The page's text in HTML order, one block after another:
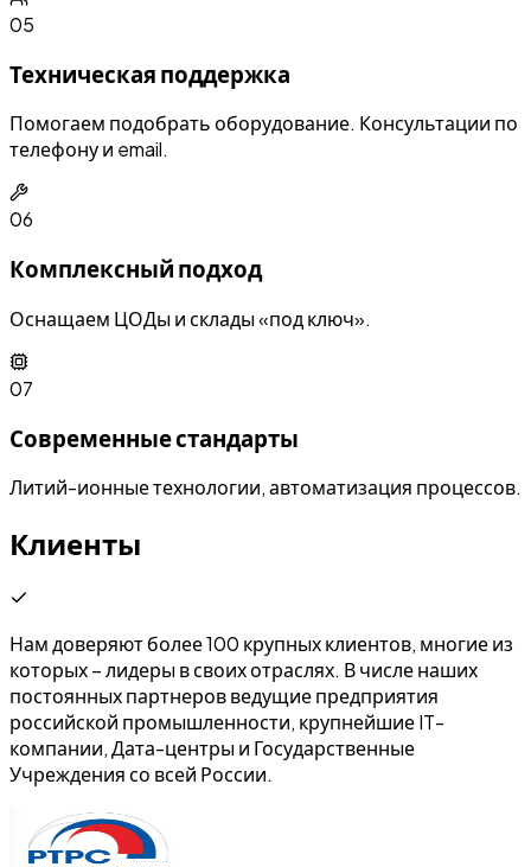
05
Техническая поддержка
Помогаем подобрать оборудование. Консультации по
телефону и email.
06
Комплексный подход
Оснащаем ЦОДы и склады «под ключ».
07
Современные стандарты
Литий-ионные технологии, автоматизация процессов.
Клиенты
Нам доверяют более 100 крупных клиентов, многие из
которых – лидеры в своих отраслях. В числе наших
постоянных партнеров ведущие предприятия
российской промышленности, крупнейшие IT-
компании, Дата-центры и Государственные
Учреждения со всей России.